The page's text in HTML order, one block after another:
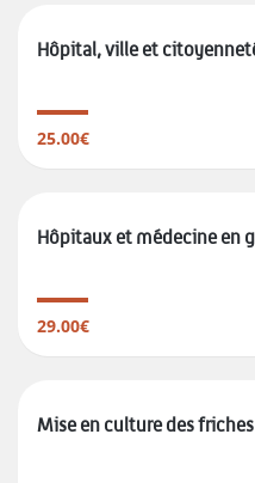
Hôpital, ville et
25.00€
Hôpitaux et médecine en
29.00€
Mise en culture des